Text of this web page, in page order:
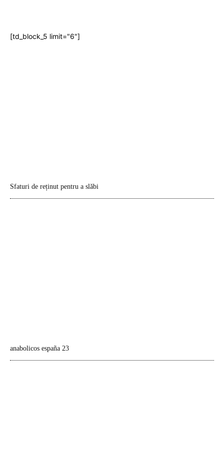
[td_block_5 limit="6"]
Sfaturi de reținut pentru a slăbi
anabolicos españa 23